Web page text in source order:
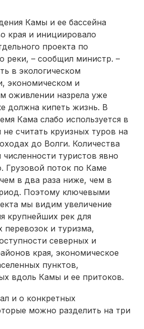
Камы и ее бассейна
края и инициировало
проекта по
реки, – сообщил министр. –
в экологическом
экономическом и
оживлении назрела уже
должна кипеть жизнь. В
Кама слабо используется в
не считать круизных туров на
до Волги. Количества
численности туристов явно
Грузовой поток по Каме
в два раза ниже, чем в
Поэтому ключевыми
мы видим увеличение
крупнейших рек для
перевозок и туризма,
северных и
края, экономическое
пунктов,
вдоль Камы и ее притоков.
и о конкретных
можно разделить на три